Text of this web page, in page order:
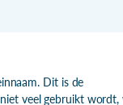
Dit is de
veel gebruikt wordt,